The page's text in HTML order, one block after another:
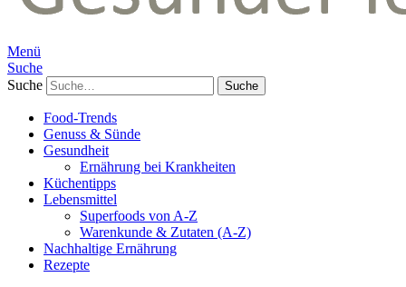
Menü
Suche
Suche
Food-Trends
Genuss & Sünde
Gesundheit
Ernährung bei Krankheiten
Küchentipps
Lebensmittel
Superfoods von A-Z
Warenkunde & Zutaten (A-Z)
Nachhaltige Ernährung
Rezepte